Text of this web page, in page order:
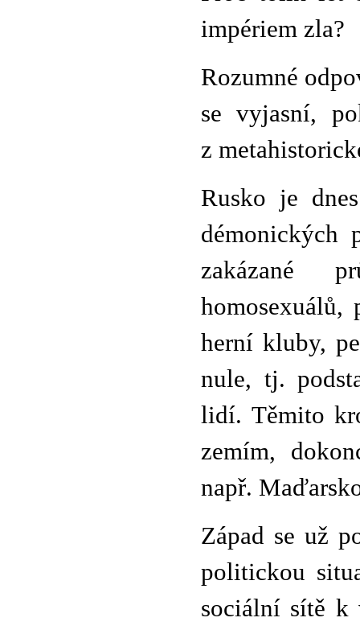
impériem zla?
Rozumné
se vyjasní,
z
Rusko je
démonických
zakázané
homosexuálů,
herní kluby,
nule, tj.
lidí. Těmito
zemím,
např.
Západ se už
politickou
sociální sítě k